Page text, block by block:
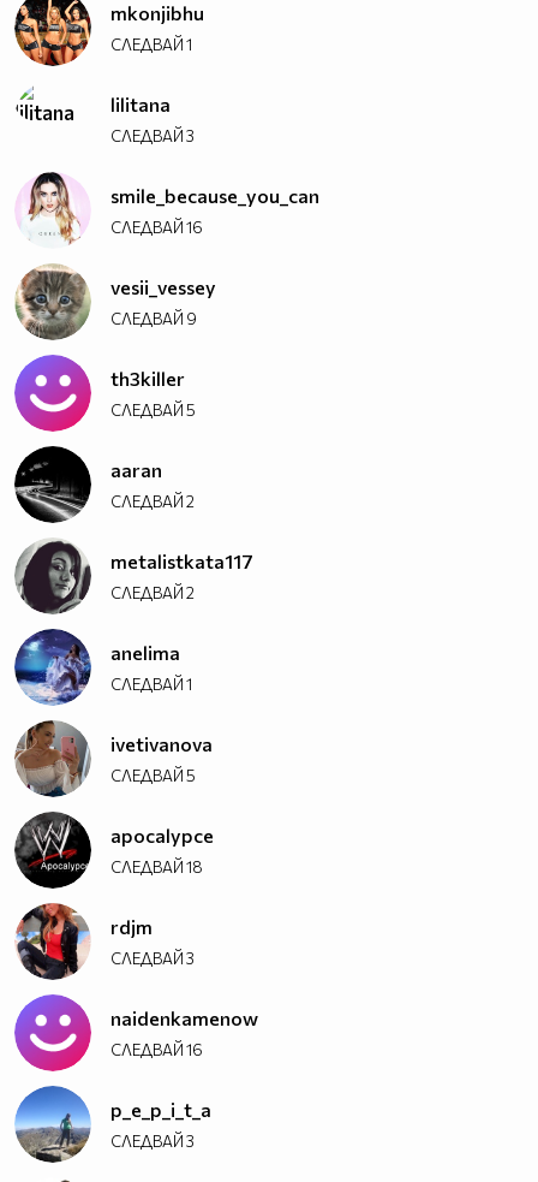
mkonjibhu
СЛЕДВАЙ1
lilitana
СЛЕДВАЙ3
smile_because_you_can
СЛЕДВАЙ16
vesii_vessey
СЛЕДВАЙ 9
th3killer
СЛЕДВАЙ5
aaran
СЛЕДВАЙ2
metalistkata117
СЛЕДВАЙ2
anelima
СЛЕДВАЙ1
ivetivanova
СЛЕДВАЙ5
apocalypce
СЛЕДВАЙ18
rdjm
СЛЕДВАЙ3
naidenkamenow
СЛЕДВАЙ16
p_e_p_i_t_a
СЛЕДВАЙ3